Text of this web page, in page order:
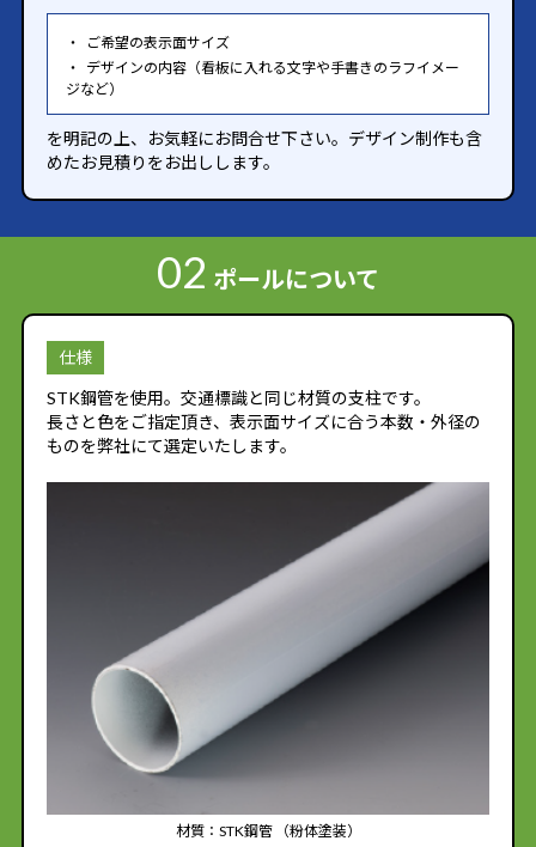
ご希望の表示面サイズ
デザインの内容（看板に入れる文字や手書きのラフイメー
ジなど）
を明記の上、お気軽にお問合せ下さい。デザイン制作も含
めたお見積りをお出しします。
02 ポールについて
仕様
STK鋼管を使用。交通標識と同じ材質の支柱です。
長さと色をご指定頂き、表示面サイズに合う本数・外径の
ものを弊社にて選定いたします。
材質：STK鋼管 （粉体塗装）